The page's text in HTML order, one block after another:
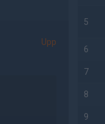
Upp
5
6
7
8
9